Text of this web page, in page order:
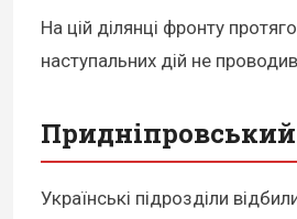
На цій ділянці фронту
наступальних дій не
Українські підрозділи